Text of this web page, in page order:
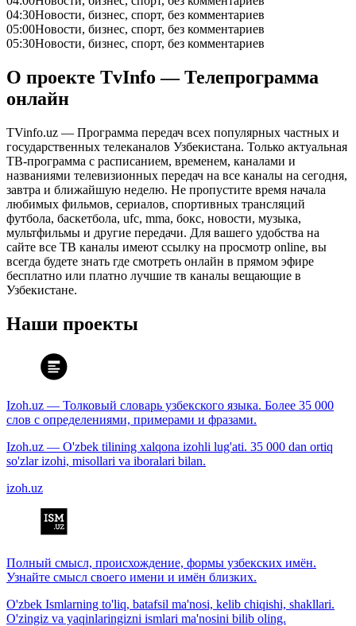
04:30Новости, бизнес, спорт, без комментариев
05:00Новости, бизнес, спорт, без комментариев
05:30Новости, бизнес, спорт, без комментариев
О проекте TvInfo — Телепрограмма
онлайн
TVinfo.uz — Программа передач всех популярных частных и
государственных телеканалов Узбекистана. Только актуальная
ТВ-программа с расписанием, временем, каналами и
названиями телевизионных передач на все каналы на сегодня,
завтра и ближайшую неделю. Не пропустите время начала
любимых фильмов, сериалов, спортивных трансляций
футбола, баскетбола, ufc, mma, бокс, новости, музыка,
мультфильмы и другие передачи. Для вашего удобства на
сайте все ТВ каналы имеют ссылку на просмотр online, вы
всегда будете знать где смотреть онлайн в прямом эфире
бесплатно или платно лучшие тв каналы вещающие в
Узбекистане.
Наши проекты
Izoh.uz — Толковый словарь узбекского языка. Более 35 000
слов с определениями, примерами и фразами.
Izoh.uz — O'zbek tilining xalqona izohli lug'ati. 35 000 dan ortiq
so'zlar izohi, misollari va iboralari bilan.
izoh.uz
Полный смысл, происхождение, формы узбекских имён.
Узнайте смысл своего имени и имён близких.
O'zbek Ismlarning to'liq, batafsil ma'nosi, kelib chiqishi, shakllari.
O'zingiz va yaqinlaringizni ismlari ma'nosini bilib oling.